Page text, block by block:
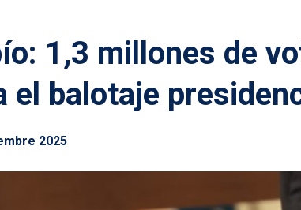
1,3 millones de
el balotaje
2025